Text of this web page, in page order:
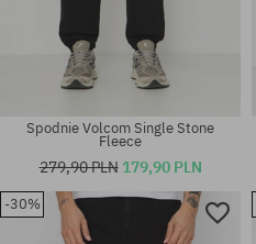
Dostępne rozmiary:
Spodnie Volcom Single Stone
Fleece
279,90 PLN 179,90 PLN
-30%